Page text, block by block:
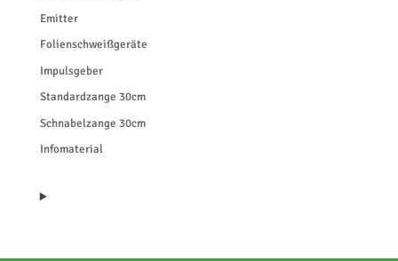
Emitter
Folienschweißgeräte
Impulsgeber
Standardzange 30cm
Schnabelzange 30cm
Infomaterial